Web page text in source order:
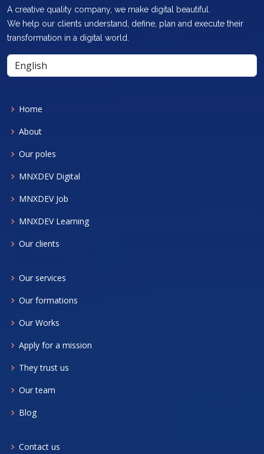
A creative quality company, we make digital beautiful.
We help our clients understand, define, plan and execute their
transformation in a digital world.
Home
About
Our poles
MNXDEV Digital
MNXDEV Job
MNXDEV Learning
Our clients
Our services
Our formations
Our Works
Apply for a mission
They trust us
Our team
Blog
Contact us